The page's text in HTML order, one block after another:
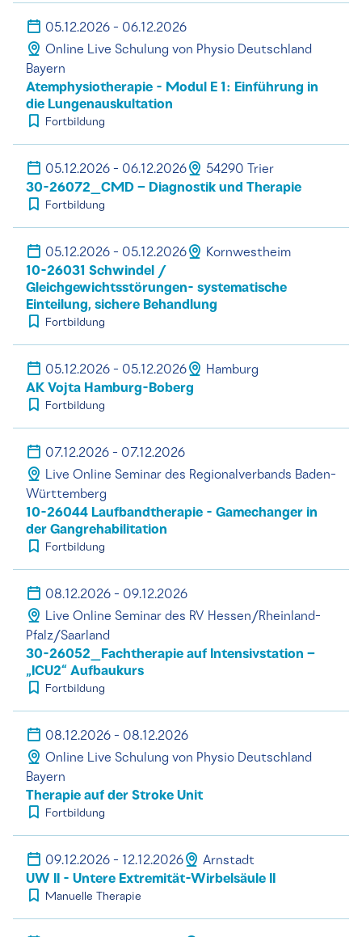
05.12.2026 - 06.12.2026
Online Live Schulung von Physio Deutschland
Bayern
Atemphysiotherapie - Modul E 1: Einführung in
die Lungenauskultation
Fortbildung
05.12.2026 - 06.12.2026 54290 Trier
30-26072_CMD – Diagnostik und Therapie
Fortbildung
05.12.2026 - 05.12.2026 Kornwestheim
10-26031 Schwindel /
Gleichgewichtsstörungen- systematische
Einteilung, sichere Behandlung
Fortbildung
05.12.2026 - 05.12.2026 Hamburg
AK Vojta Hamburg-Boberg
Fortbildung
07.12.2026 - 07.12.2026
Live Online Seminar des Regionalverbands Baden-
Württemberg
10-26044 Laufbandtherapie - Gamechanger in
der Gangrehabilitation
Fortbildung
08.12.2026 - 09.12.2026
Live Online Seminar des RV Hessen/Rheinland-
Pfalz/Saarland
30-26052_Fachtherapie auf Intensivstation –
„ICU2“ Aufbaukurs
Fortbildung
08.12.2026 - 08.12.2026
Online Live Schulung von Physio Deutschland
Bayern
Therapie auf der Stroke Unit
Fortbildung
09.12.2026 - 12.12.2026 Arnstadt
UW II - Untere Extremität-Wirbelsäule II
Manuelle Therapie